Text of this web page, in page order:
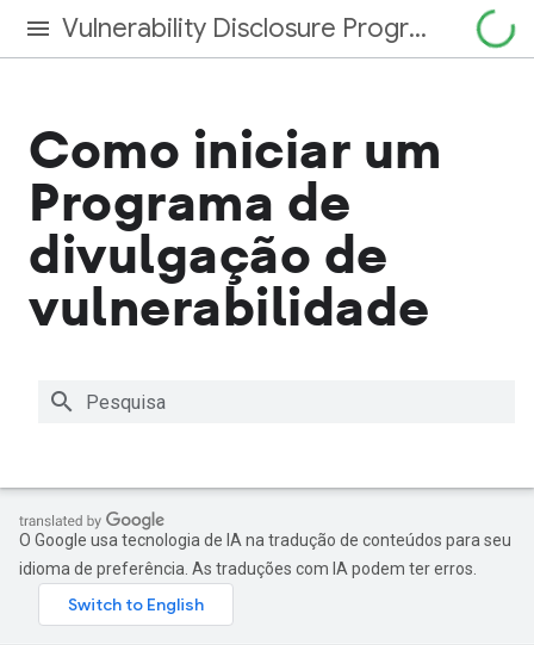
Vulnerability Disclosure Program
Como iniciar um
Programa de
divulgação de
vulnerabilidade
O Google usa tecnologia de IA na tradução de conteúdos para seu
idioma de preferência. As traduções com IA podem ter erros.